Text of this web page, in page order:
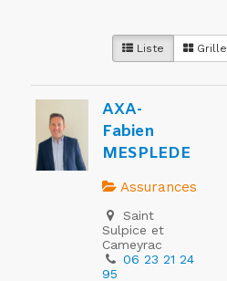
Liste Grille
AXA-
Fabien
MESPLEDE
Assurances
Saint
Sulpice et
Cameyrac
06 23 21 24
95